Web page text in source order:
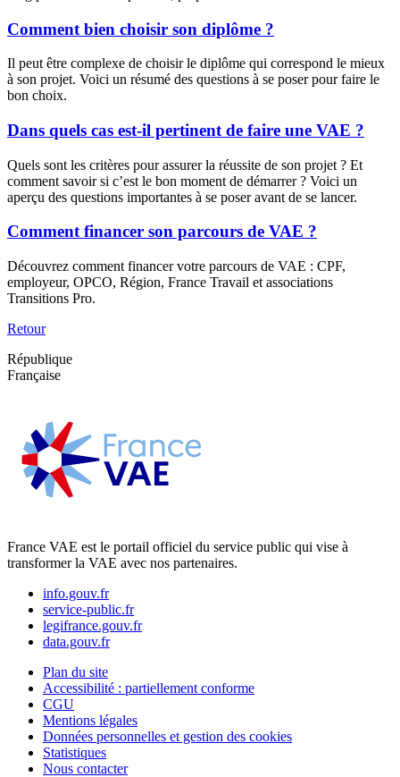
Comment bien choisir son diplôme ?
Il peut être complexe de choisir le diplôme qui correspond le mieux
à son projet. Voici un résumé des questions à se poser pour faire le
bon choix.
Dans quels cas est-il pertinent de faire une VAE ?
Quels sont les critères pour assurer la réussite de son projet ? Et
comment savoir si c’est le bon moment de démarrer ? Voici un
aperçu des questions importantes à se poser avant de se lancer.
Comment financer son parcours de VAE ?
Découvrez comment financer votre parcours de VAE : CPF,
employeur, OPCO, Région, France Travail et associations
Transitions Pro.
Retour
République
Française
France VAE est le portail officiel du service public qui vise à
transformer la VAE avec nos partenaires.
info.gouv.fr
service-public.fr
legifrance.gouv.fr
data.gouv.fr
Plan du site
Accessibilité : partiellement conforme
CGU
Mentions légales
Données personnelles et gestion des cookies
Statistiques
Nous contacter